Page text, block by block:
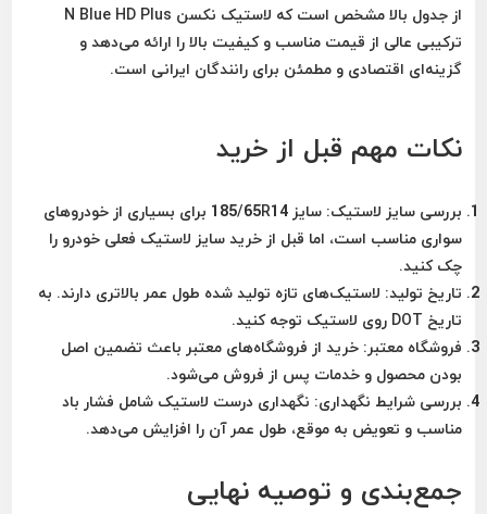
از جدول بالا مشخص است که لاستیک نکسن N Blue HD Plus
ترکیبی عالی از قیمت مناسب و کیفیت بالارا ارائه می‌دهد و
گزینه‌ای اقتصادی و مطمئن برای رانندگان ایرانی است.
نکات مهم قبل از خرید
بررسی سایز لاستیک:
سایز 185/65R14 برای بسیاری از خودروهای
سواری مناسب است، اما قبل از خرید سایز لاستیک فعلی خودرو را
چک کنید.
تاریخ تولید: لاستیک‌های تازه تولید شده طول عمر بالاتری دارند. به
تاریخ DOT روی لاستیک توجه کنید.
فروشگاه معتبر: خرید از فروشگاه‌های معتبر باعث تضمین اصل
بودن محصول و خدمات پس از فروش می‌شود.
بررسی شرایط نگهداری: نگهداری درست لاستیک شامل فشار باد
مناسب و تعویض به موقع، طول عمر آن را افزایش می‌دهد.
جمع‌بندی و توصیه نهایی